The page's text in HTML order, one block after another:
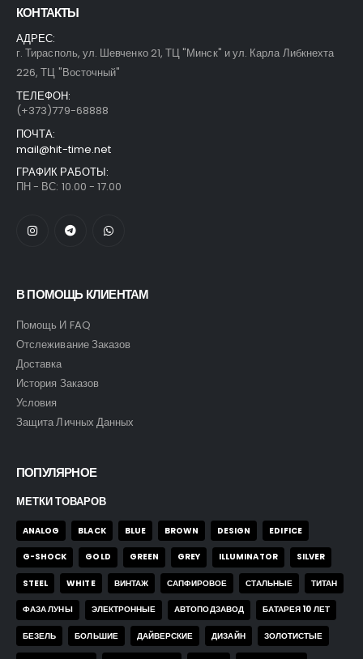
КОНТАКТЫ
АДРЕС:
г. Тирасполь, ул. Шевченко 21, ТЦ "Минск" и ул. Карла Либкнехта
226, ТЦ "Восточный"
ТЕЛЕФОН:
(+373)779-68888
ПОЧТА:
mail@hit-time.net
ГРАФИК РАБОТЫ:
ПН - ВС: 10.00 - 17.00
В ПОМОЩЬ КЛИЕНТАМ
Помощь И FAQ
Отслеживание Заказов
Доставка
История Заказов
Условия
Защита Личных Данных
ПОПУЛЯРНОЕ
МЕТКИ ТОВАРОВ
ANALOG BLACK BLUE BROWN DESIGN EDIFICE
G-SHOCK GOLD GREEN GREY ILLUMINATOR SILVER
STEEL WHITE ВИНТАЖ САПФИРОВОЕ СТАЛЬНЫЕ ТИТАН
ФАЗА ЛУНЫ ЭЛЕКТРОННЫЕ АВТОПОДЗАВОД БАТАРЕЯ 10 ЛЕТ
БЕЗЕЛЬ БОЛЬШИЕ ДАЙВЕРСКИЕ ДИЗАЙН ЗОЛОТИСТЫЕ